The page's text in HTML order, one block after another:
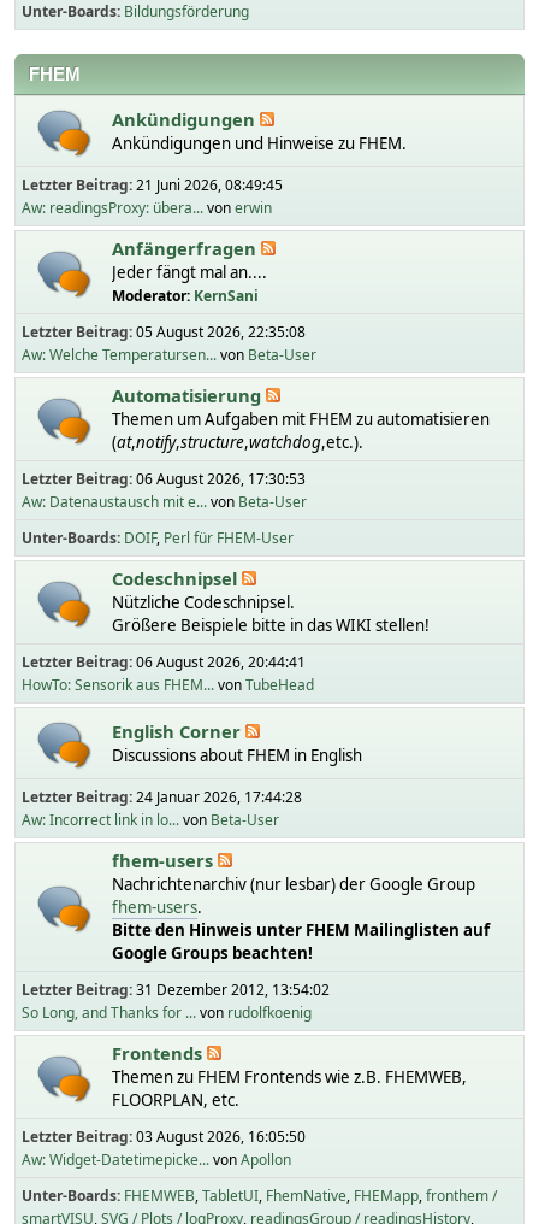
Unter-Boards Bildungsförderung
FHEM
Ankündigungen
Ankündigungen und Hinweise zu FHEM.
Letzter Beitrag:21 Juni 2026, 08:49:45
Aw: readingsProxy: übera...vonerwin
Anfängerfragen
Jeder fängt mal an....
Moderator: KernSani
Letzter Beitrag:05 August 2026, 22:35:08
Aw: Welche Temperatursen...von Beta-User
Automatisierung
Themen um Aufgaben mit FHEM zu automatisieren
(at,notify,structure,watchdog,etc.).
Letzter Beitrag:06 August 2026, 17:30:53
Aw: Datenaustausch mit e...von Beta-User
Unter-Boards DOIF Perl für FHEM-User
Codeschnipsel
Nützliche Codeschnipsel.
Größere Beispiele bitte in das WIKI stellen!
Letzter Beitrag:06 August 2026, 20:44:41
HowTo: Sensorik aus FHEM...vonTubeHead
English Corner
Discussions about FHEM in English
Letzter Beitrag:24 Januar 2026, 17:44:28
Aw: Incorrect link in lo...von Beta-User
fhem-users
Nachrichtenarchiv (nur lesbar) der Google Group
fhem-users.
Bitte den Hinweis unter FHEM Mailinglisten auf
Google Groups beachten!
Letzter Beitrag:31 Dezember 2012, 13:54:02
So Long, and Thanks for ...von rudolfkoenig
Frontends
Themen zu FHEM Frontends wie z.B. FHEMWEB,
FLOORPLAN, etc.
Letzter Beitrag:03 August 2026, 16:05:50
Aw: Widget-Datetimepicke...vonApollon
Unter-Boards FHEMWEB TabletUI FhemNative FHEMapp fronthem /
smartVISU SVG / Plots / logProxy readingsGroup / readingsHistory